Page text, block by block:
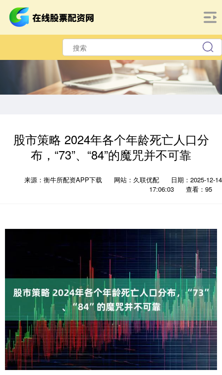
股市策略 2024年各个年龄死亡人口分
布，“73”、“84”的魔咒并不可靠
来源：衡牛所配资APP下载 网站：久联优配
日期：2025-12-14
17:06:03
查看：95